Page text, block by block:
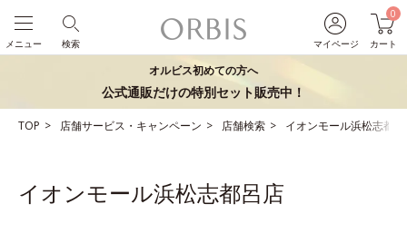
マイページ
0
カート
検索
メニュー
オルビス初めての方へ
公式通販だけの特別セット販売中！
TOP 店舗サービス・キャンペーン 店舗検索 イオンモール浜松志都
イオンモール浜松志都呂店